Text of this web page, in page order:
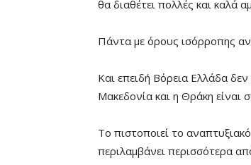
θα διαθέτει πολλές και καλά
Πάντα με όρους ισόρροπης
Και επειδή Βόρεια Ελλάδα
Μακεδονία και η Θράκη
Το πιστοποιεί το
περιλαμβάνει περισσότερα